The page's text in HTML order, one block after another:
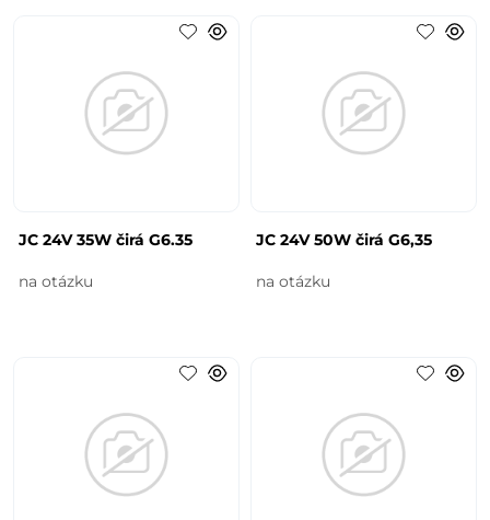
JC 24V 35W čirá G6.35
na otázku
JC 24V 50W čirá G6,35
na otázku